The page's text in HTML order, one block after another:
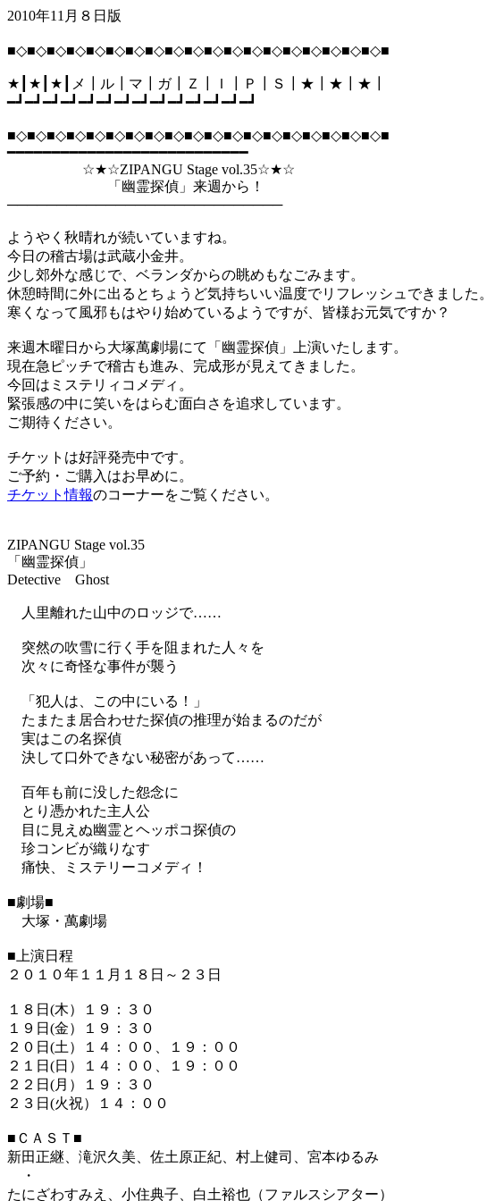
2010年11月８日版
■◇■◇■◇■◇■◇■◇■◇■◇■◇■◇■◇■◇■◇■◇■◇■◇■◇■◇■◇■
★┃★┃★┃メ┃ル┃マ┃ガ┃Ｚ┃Ｉ┃Ｐ┃Ｓ┃★┃★┃★┃
━┛━┛━┛━┛━┛━┛━┛━┛━┛━┛━┛━┛━┛━┛
■◇■◇■◇■◇■◇■◇■◇■◇■◇■◇■◇■◇■◇■◇■◇■◇■◇■◇■◇■
━━━━━━━━━━━━━━━━━━━━━━━━━━━
☆★☆ZIPANGU Stage vol.35☆★☆
「幽霊探偵」来週から！
────────────────────────────
ようやく秋晴れが続いていますね。
今日の稽古場は武蔵小金井。
少し郊外な感じで、ベランダからの眺めもなごみます。
休憩時間に外に出るとちょうど気持ちいい温度でリフレッシュできました。
寒くなって風邪もはやり始めているようですが、皆様お元気ですか？
来週木曜日から大塚萬劇場にて「幽霊探偵」上演いたします。
現在急ピッチで稽古も進み、完成形が見えてきました。
今回はミステリィコメディ。
緊張感の中に笑いをはらむ面白さを追求しています。
ご期待ください。
チケットは好評発売中です。
ご予約・ご購入はお早めに。
チケット情報のコーナーをご覧ください。
ZIPANGU Stage vol.35
「幽霊探偵」
Detective Ghost
人里離れた山中のロッジで……
突然の吹雪に行く手を阻まれた人々を
次々に奇怪な事件が襲う
「犯人は、この中にいる！」
たまたま居合わせた探偵の推理が始まるのだが
実はこの名探偵
決して口外できない秘密があって……
百年も前に没した怨念に
とり憑かれた主人公
目に見えぬ幽霊とヘッポコ探偵の
珍コンビが織りなす
痛快、ミステリーコメディ！
■劇場■
大塚・萬劇場
■上演日程
２０１０年１１月１８日～２３日
１８日(木）１９：３０
１９日(金）１９：３０
２０日(土）１４：００、１９：００
２１日(日）１４：００、１９：００
２２日(月）１９：３０
２３日(火祝）１４：００
■ＣＡＳＴ■
新田正継、滝沢久美、佐土原正紀、村上健司、宮本ゆるみ
・
たにざわすみえ、小住典子、白土裕也（ファルスシアター）